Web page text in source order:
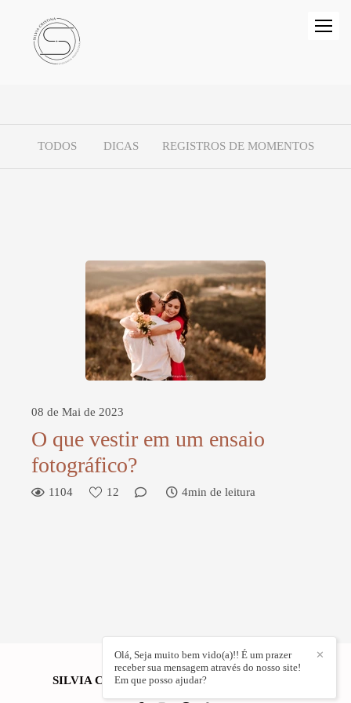
TODOS DICAS REGISTROS DE MOMENTOS
08 de Mai de 2023
O que vestir em um ensaio
fotográfico?
1104 12 4min de leitura
SILVIA CRISTINA FOTOGRAFIA
✕
Olá, Seja muito bem vido(a)!! É um prazer
receber sua mensagem através do nosso site!
Em que posso ajudar?